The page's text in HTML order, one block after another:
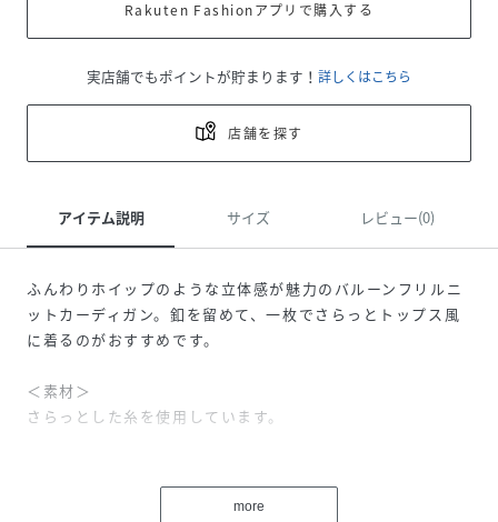
Rakuten Fashionアプリで購入する
実店舗でもポイントが貯まります！ 詳しくはこちら
店舗を探す
アイテム説明 サイズ レビュー(0)
ふんわりホイップのような立体感が魅力のバルーンフリルニ
ットカーディガン。釦を留めて、一枚でさらっとトップス風
に着るのがおすすめです。
＜素材＞
さらっとした糸を使用しています。
more